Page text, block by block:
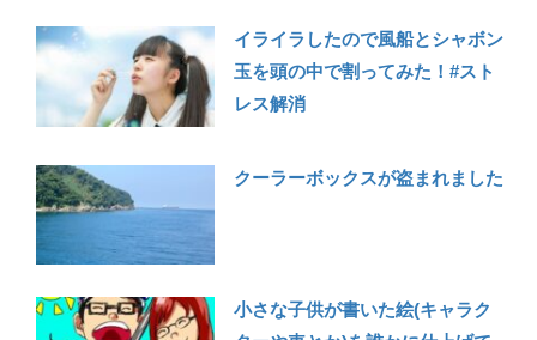
イライラしたので風船とシャボン
玉を頭の中で割ってみた！#スト
レス解消
クーラーボックスが盗まれました
小さな子供が書いた絵(キャラク